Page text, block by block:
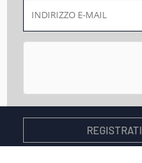
REGISTRATI